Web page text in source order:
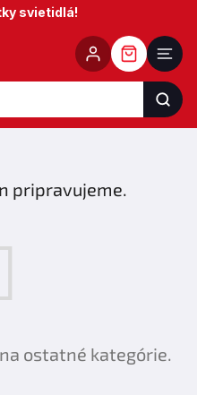
svietidlá!
pripravujeme.
ostatné kategórie.